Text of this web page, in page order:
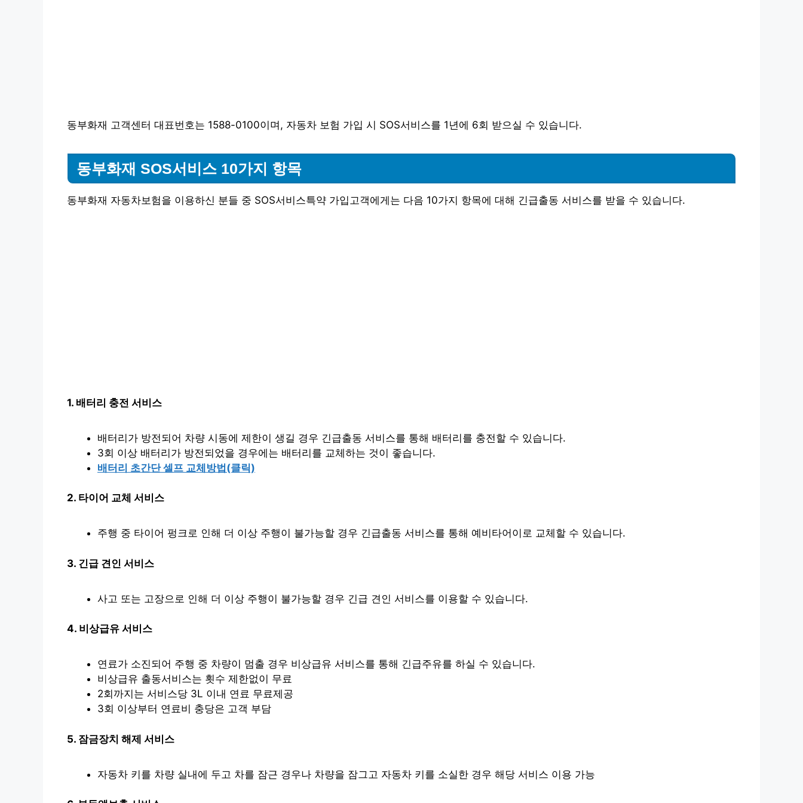
동부화재 고객센터 대표번호는 1588-0100이며, 자동차 보험 가입 시 SOS서비스를 1년에 6회 받으실 수 있습니다.
동부화재 SOS서비스 10가지 항목
동부화재 자동차보험을 이용하신 분들 중 SOS서비스특약 가입고객에게는 다음 10가지 항목에 대해 긴급출동 서비스를 받을 수 있습니다.
1. 배터리 충전 서비스
배터리가 방전되어 차량 시동에 제한이 생길 경우 긴급출동 서비스를 통해 배터리를 충전할 수 있습니다.
3회 이상 배터리가 방전되었을 경우에는 배터리를 교체하는 것이 좋습니다.
배터리 초간단 셀프 교체방법(클릭)
2. 타이어 교체 서비스
주행 중 타이어 펑크로 인해 더 이상 주행이 불가능할 경우 긴급출동 서비스를 통해 예비타어이로 교체할 수 있습니다.
3. 긴급 견인 서비스
사고 또는 고장으로 인해 더 이상 주행이 불가능할 경우 긴급 견인 서비스를 이용할 수 있습니다.
4. 비상급유 서비스
연료가 소진되어 주행 중 차량이 멈출 경우 비상급유 서비스를 통해 긴급주유를 하실 수 있습니다.
비상급유 출동서비스는 횟수 제한없이 무료
2회까지는 서비스당 3L 이내 연료 무료제공
3회 이상부터 연료비 충당은 고객 부담
5. 잠금장치 해제 서비스
자동차 키를 차량 실내에 두고 차를 잠근 경우나 차량을 잠그고 자동차 키를 소실한 경우 해당 서비스 이용 가능